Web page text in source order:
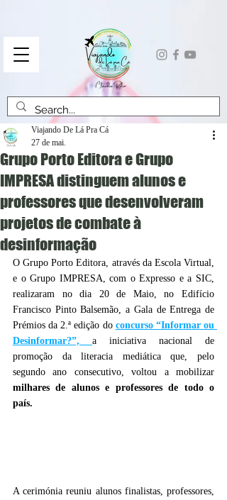
Grupo Porto Editora e Grupo
IMPRESA distinguem alunos e
professores que desenvolveram
projetos de combate à
desinformação
Viajando De Lá Pra Cá
27 de mai.
O Grupo Porto Editora, através da Escola Virtual,
e o Grupo IMPRESA, com o Expresso e a SIC,
realizaram no dia 20 de Maio, no Edifício
Francisco Pinto Balsemão, a Gala de Entrega de
Prémios da 2.ª edição do concurso “Informar ou
Desinformar?”, a iniciativa nacional de
promoção da literacia mediática que, pelo
milhares de alunos e professores de todo o
país.
A cerimónia reuniu alunos finalistas, professores,